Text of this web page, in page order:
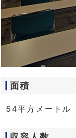
面積
54平方メートル